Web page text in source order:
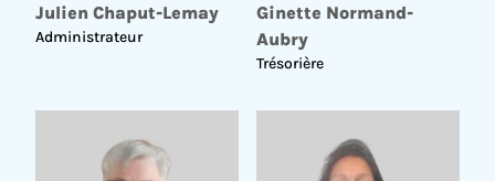
construction.
Sensibiliser et outiller les syndicats,
gestionnaires et copropriétaires afin d’assurer la
reconnue comme un pilier essentiel du
développement immobilier résidentiel.
Julien Chaput-Lemay
Administrateur
Ginette Normand-
Aubry
Trésorière